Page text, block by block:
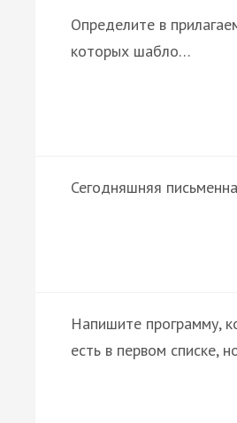
Определите в
которых шабло…
Сегодняшняя
Напишите программу,
есть в первом списке,